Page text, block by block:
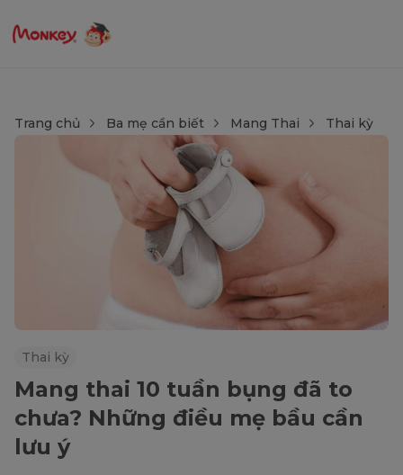
Trang chủ Ba mẹ cần biết Mang Thai Thai kỳ
Thai kỳ
Mang thai 10 tuần bụng đã to
chưa? Những điều mẹ bầu cần
lưu ý